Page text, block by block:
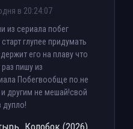
в 20:24:07
из сериала побег
глупее придумать
его на плаву что
пишу из
Побегвообще по.не
другим не мешай!свой
дупло!